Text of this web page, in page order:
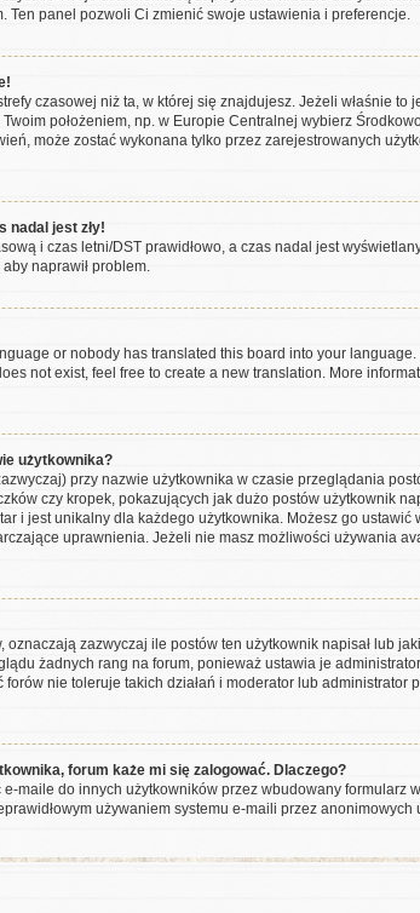
Ten panel pozwoli Ci zmienić swoje ustawienia i preferencje.
czasowej niż ta, w której się znajdujesz. Jeżeli właśnie
położeniem, np. w Europie Centralnej wybierz
może zostać wykonana tylko przez zarejestrowanych
nadal jest zły!
i czas letni/DST prawidłowo, a czas nadal jest
naprawił problem.
or nobody has translated this board into your
not exist, feel free to create a new translation. More
użytkownika?
przy nazwie użytkownika w czasie przeglądania
czy kropek, pokazujących jak dużo postów użytkownik
i jest unikalny dla każdego użytkownika. Możesz go
uprawnienia. Jeżeli nie masz możliwości używania
zazwyczaj ile postów ten użytkownik napisał lub
żadnych rang na forum, ponieważ ustawia je
nie toleruje takich działań i moderator lub administrator
forum każe mi się zalogować. Dlaczego?
maile do innych użytkowników przez wbudowany formularz
używaniem systemu e-maili przez anonimowych